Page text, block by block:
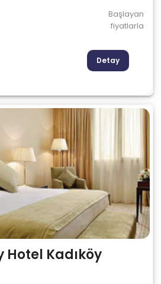
Başlayan
fiyatlarla
Detay
Hotel Kadıköy